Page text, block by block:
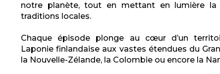
notre planète, tout en mettant en lumière la
traditions locales.
Chaque épisode plonge au cœur d’un
Laponie finlandaise aux vastes étendues du
la Nouvelle-Zélande, la Colombie ou encore la